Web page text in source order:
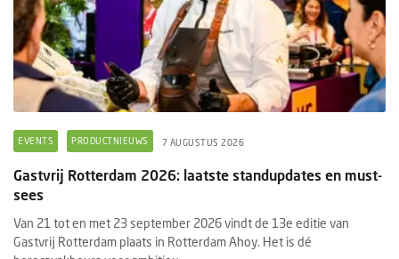
EVENTS PRODUCTNIEUWS 7 AUGUSTUS 2026
Gastvrij Rotterdam 2026: laatste standupdates en must-
sees
Van 21 tot en met 23 september 2026 vindt de 13e editie van
Gastvrij Rotterdam plaats in Rotterdam Ahoy. Het is dé